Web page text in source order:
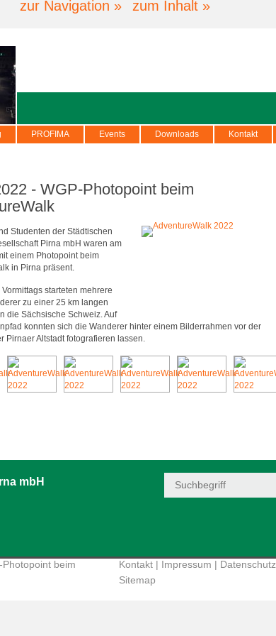
zur Navigation » zum Inhalt »
PROFIMA Events Downloads Kontakt
- WGP-Photopoint beim
Studenten der Städtischen
Pirna mbH waren am
einem Photopoint beim
in Pirna präsent.
Vormittags starteten mehrere
zu einer 25 km langen
die Sächsische Schweiz. Auf
konnten sich die Wanderer hinter einem Bilderrahmen vor der
Pirnaer Altstadt fotografieren lassen.
mbH
Photopoint beim
Kontakt | Impressum | Datenschutz
Sitemap